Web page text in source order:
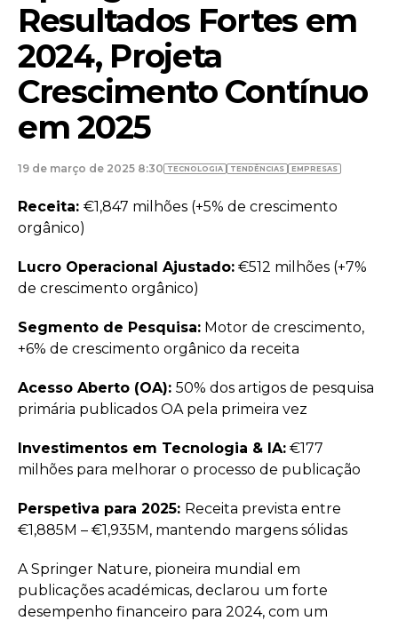
Resultados Fortes em
2024, Projeta
Crescimento Contínuo
em 2025
19 de março de 2025 8:30 TECNOLOGIA TENDÊNCIAS EMPRESAS
Receita: €1,847 milhões (+5% de crescimento
orgânico)
Lucro Operacional Ajustado: €512 milhões (+7%
de crescimento orgânico)
Segmento de Pesquisa: Motor de crescimento,
+6% de crescimento orgânico da receita
Acesso Aberto (OA): 50% dos artigos de pesquisa
primária publicados OA pela primeira vez
Investimentos em Tecnologia & IA: €177
milhões para melhorar o processo de publicação
Perspetiva para 2025: Receita prevista entre
€1,885M – €1,935M, mantendo margens sólidas
A Springer Nature, pioneira mundial em
publicações académicas, declarou um forte
desempenho financeiro para 2024, com um